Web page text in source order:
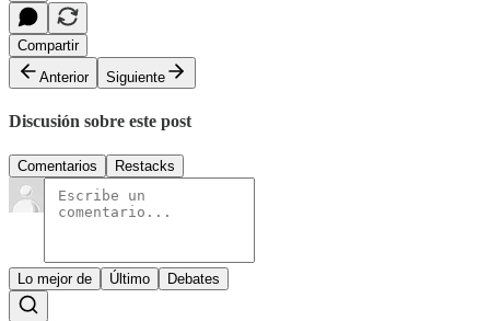
Compartir
Anterior
Siguiente
Discusión sobre este post
Comentarios Restacks
Lo mejor de Último Debates